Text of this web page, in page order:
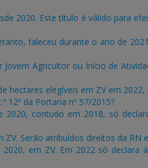
2020. Este título é válido para
faleceu durante o ano de
Agricultor ou Início de
hectares elegíveis em ZV em
12º da Portaria nº 57/2015?
contudo em 2018, só
Serão atribuídos direitos da RN
em ZV. Em 2022 só declara